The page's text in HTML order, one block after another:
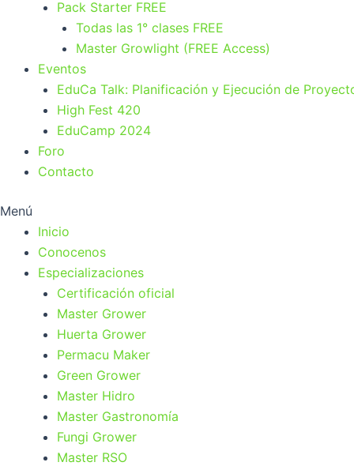
Pack Starter FREE
Todas las 1° clases FREE
Master Growlight (FREE Access)
Eventos
EduCa Talk: Planificación y Ejecución de
High Fest 420
EduCamp 2024
Foro
Contacto
Menú
Inicio
Conocenos
Especializaciones
Certificación oficial
Master Grower
Huerta Grower
Permacu Maker
Green Grower
Master Hidro
Master Gastronomía
Fungi Grower
Master RSO